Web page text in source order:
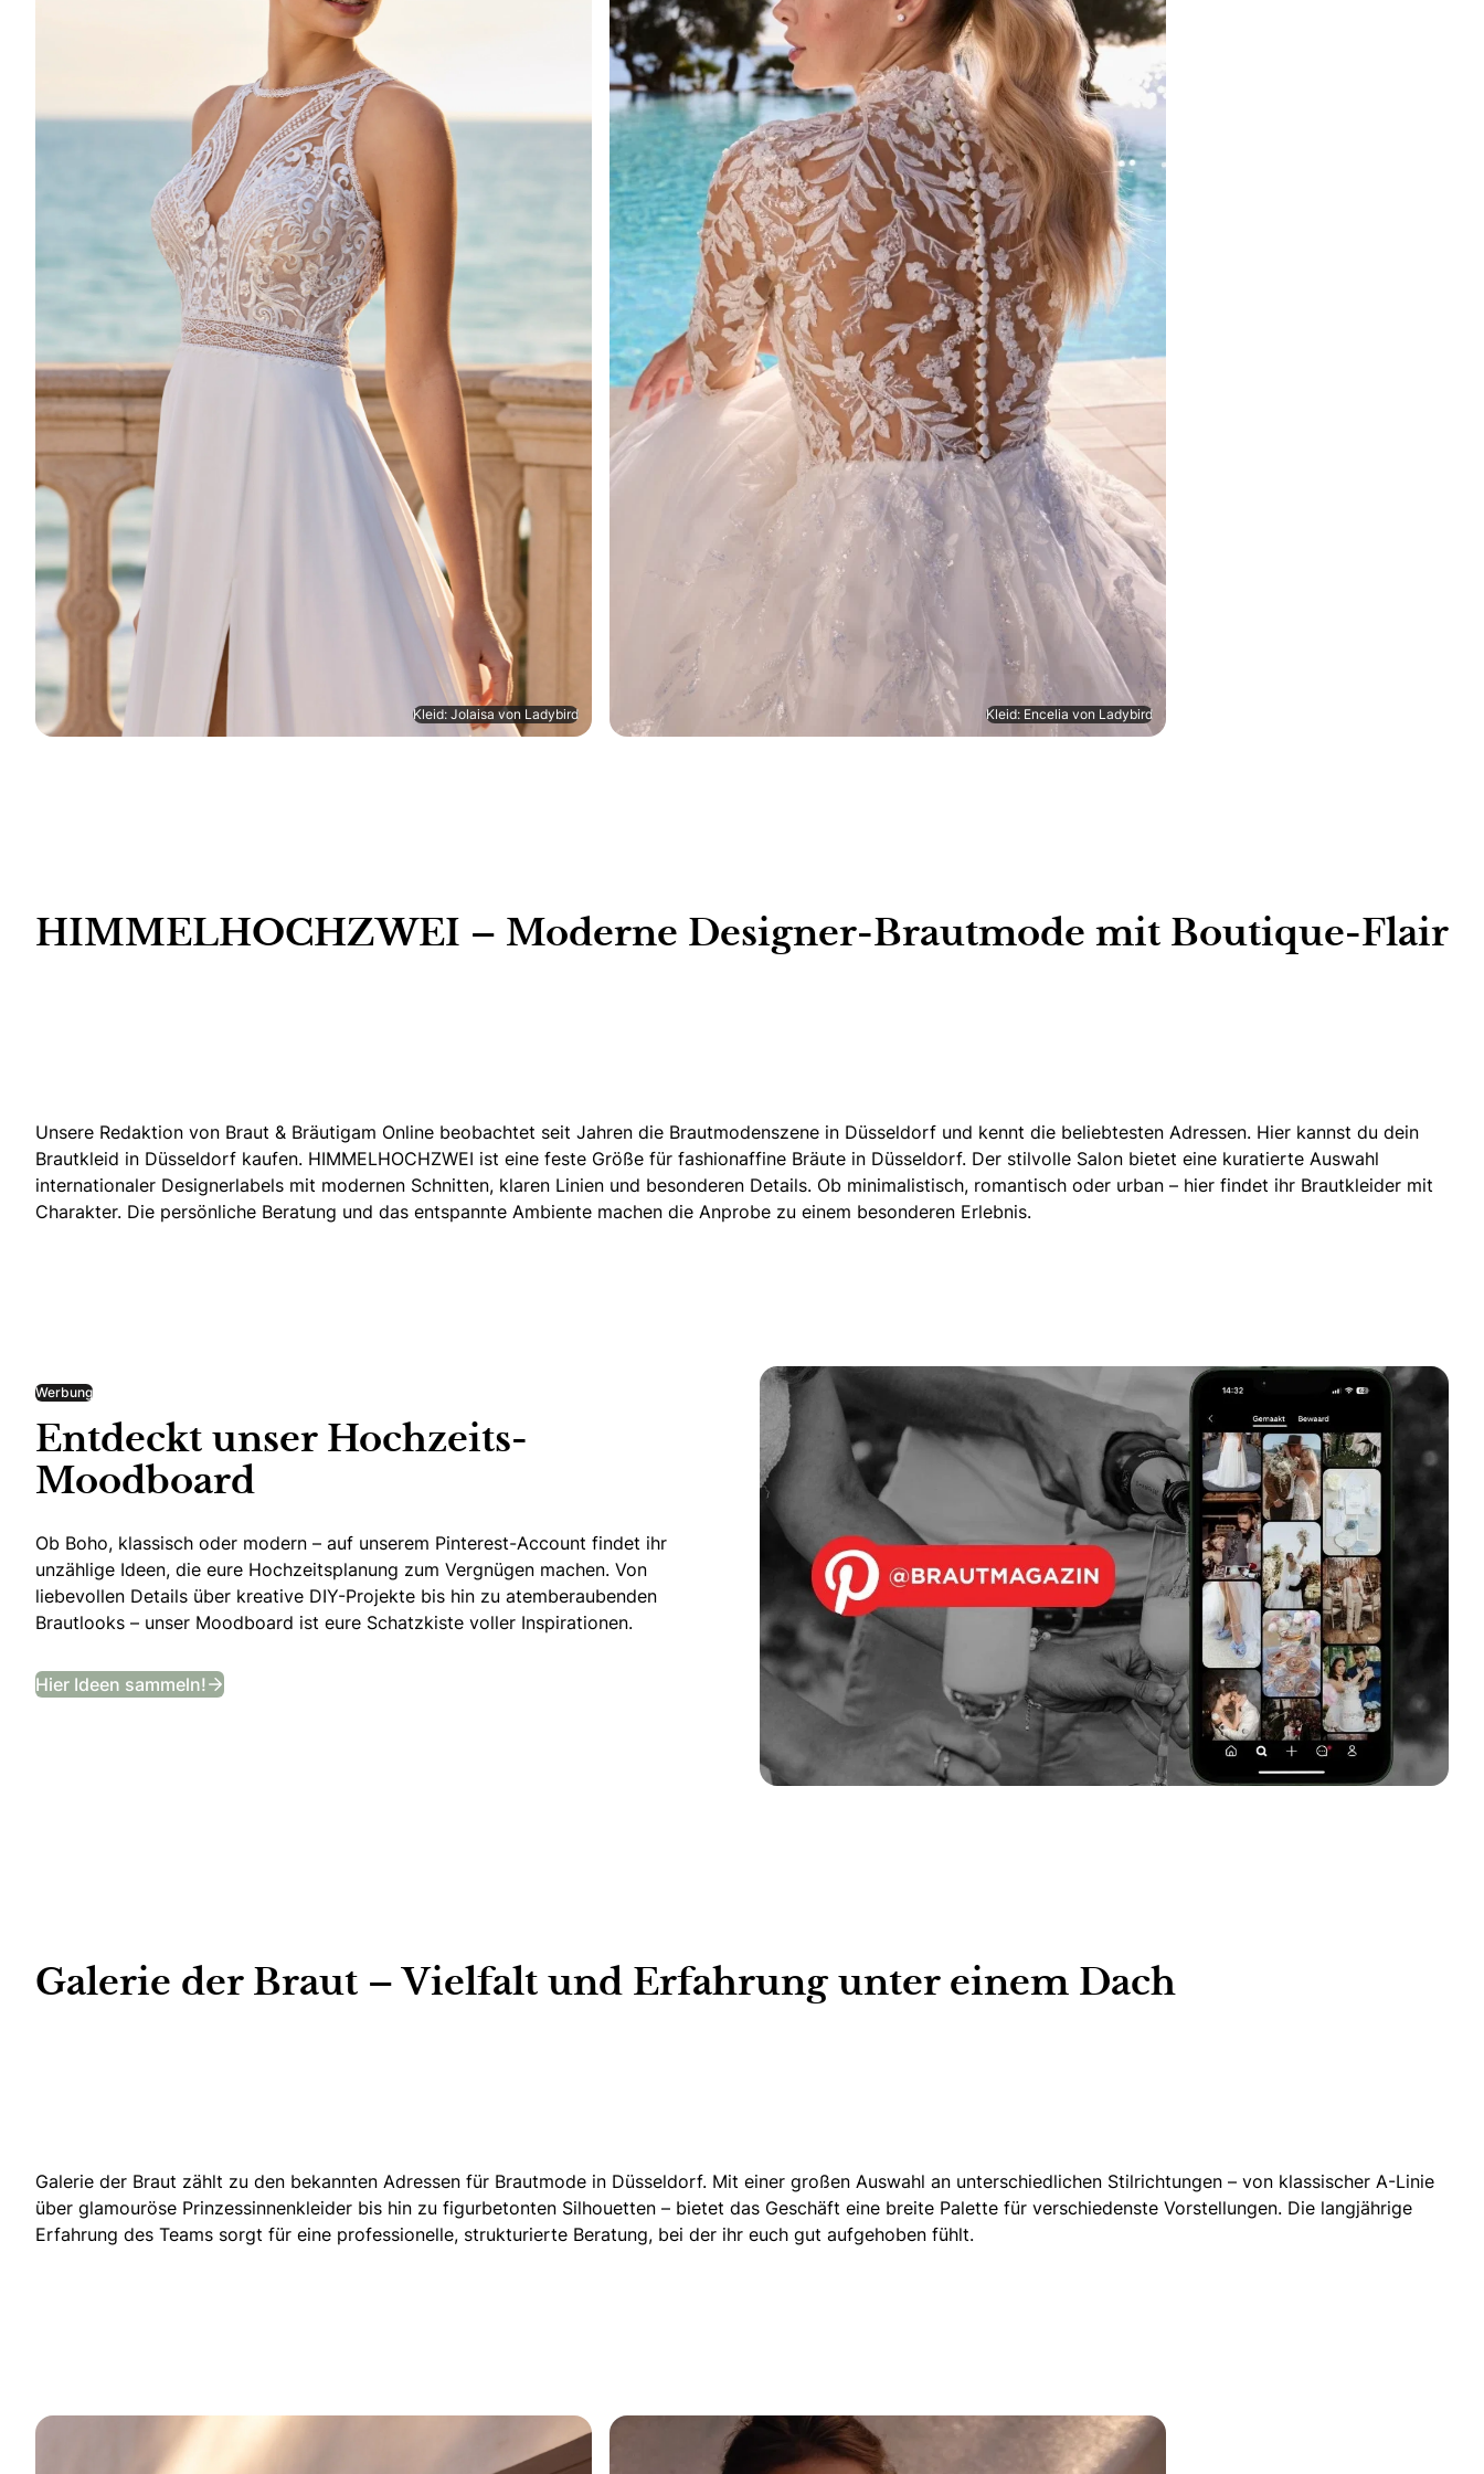
Kleid: Jolaisa von Ladybird Kleid: Encelia von Ladybird
HIMMELHOCHZWEI – Moderne Designer-Brautmode mit Boutique-Flair
Unsere Redaktion von Braut & Bräutigam Online beobachtet seit Jahren die Brautmodenszene in Düsseldorf und kennt die beliebtesten Adressen. Hier kannst du dein
Brautkleid in Düsseldorf kaufen. HIMMELHOCHZWEI ist eine feste Größe für fashionaffine Bräute in Düsseldorf. Der stilvolle Salon bietet eine kuratierte Auswahl
internationaler Designerlabels mit modernen Schnitten, klaren Linien und besonderen Details. Ob minimalistisch, romantisch oder urban – hier findet ihr Brautkleider mit
Charakter. Die persönliche Beratung und das entspannte Ambiente machen die Anprobe zu einem besonderen Erlebnis.
Werbung
Entdeckt unser Hochzeits-
Moodboard
Ob Boho, klassisch oder modern – auf unserem Pinterest-Account findet ihr
unzählige Ideen, die eure Hochzeitsplanung zum Vergnügen machen. Von
liebevollen Details über kreative DIY-Projekte bis hin zu atemberaubenden
Brautlooks – unser Moodboard ist eure Schatzkiste voller Inspirationen.
Hier Ideen sammeln!
Galerie der Braut – Vielfalt und Erfahrung unter einem Dach
Galerie der Braut zählt zu den bekannten Adressen für Brautmode in Düsseldorf. Mit einer großen Auswahl an unterschiedlichen Stilrichtungen – von klassischer A-Linie
über glamouröse Prinzessinnenkleider bis hin zu figurbetonten Silhouetten – bietet das Geschäft eine breite Palette für verschiedenste Vorstellungen. Die langjährige
Erfahrung des Teams sorgt für eine professionelle, strukturierte Beratung, bei der ihr euch gut aufgehoben fühlt.